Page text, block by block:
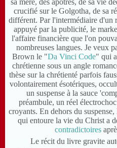
sa mère, des apôtres, de sa vie
crucifié sur le Golgotha, de sa
différent. Par l'intermédiaire d'un
appuyé par la publicité, le
l'affaire financière que l'on
nombreuses langues. Je veux
Brown le "Da Vinci Code" qui
chrétienne sous un angle
thèse sur la chrétienté parfois
volontairement ésotériques,
un suspense à la sauce
préambule, un réel
croyants. En dehors du
qui entoure la vie du Christ a
contradictoires
Le récit du livre gravite